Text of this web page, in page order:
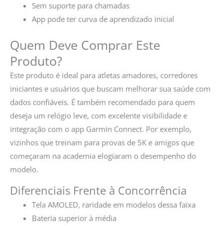
Sem suporte para chamadas
App pode ter curva de aprendizado inicial
Quem Deve Comprar Este
Produto?
Este produto é ideal para atletas amadores, corredores
iniciantes e usuários que buscam melhorar sua saúde com
dados confiáveis. É também recomendado para quem
deseja um relógio leve, com excelente visibilidade e
integração com o app Garmin Connect. Por exemplo,
vizinhos que treinam para provas de 5K e amigos que
começaram na academia elogiaram o desempenho do
modelo.
Diferenciais Frente à Concorrência
Tela AMOLED, raridade em modelos dessa faixa
Bateria superior à média